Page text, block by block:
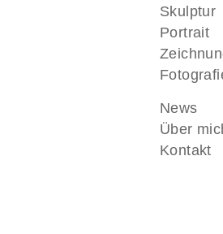
Skulptur
Portrait
News
Über
Kontakt